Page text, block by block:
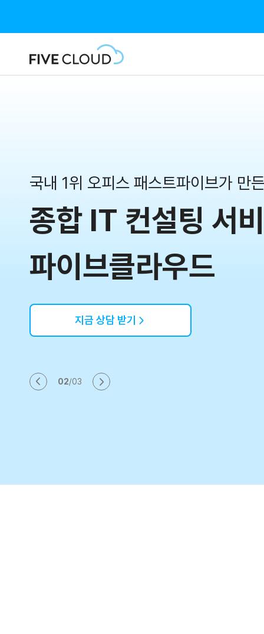
자세히 알아보기
혜택 신청하기
국내 1위 오피스 패스트파이브가 만
종합 IT 컨설팅 서
파이브클라우드
지금 상담 받기
자세히 알아보기
혜택 신청하기
02/03